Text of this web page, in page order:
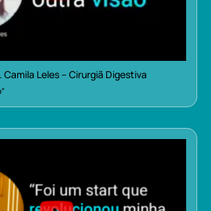
Leles – Cirurgiã Digestiva